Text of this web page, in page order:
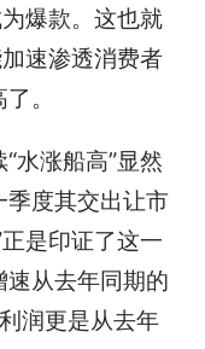
爆款。这也就
速渗透消费者
。
水涨船高”显然
度其交出让市
是印证了这一
从去年同期的
润更是从去年